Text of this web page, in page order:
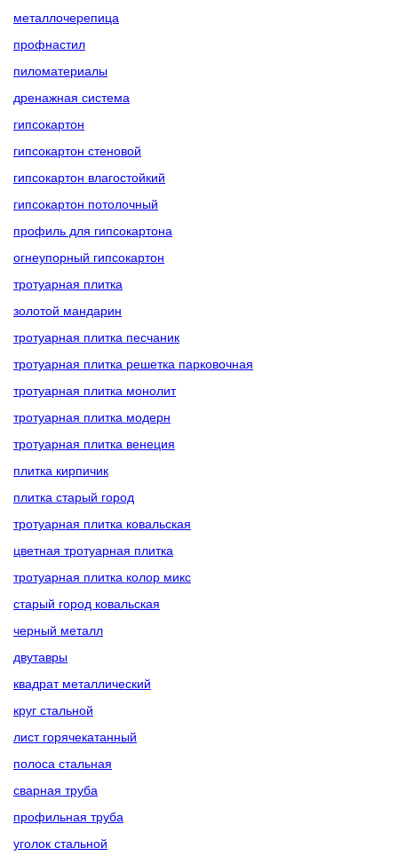
металлочерепица
профнастил
пиломатериалы
дренажная система
гипсокартон
гипсокартон стеновой
гипсокартон влагостойкий
гипсокартон потолочный
профиль для гипсокартона
огнеупорный гипсокартон
тротуарная плитка
золотой мандарин
тротуарная плитка песчаник
тротуарная плитка решетка парковочная
тротуарная плитка монолит
тротуарная плитка модерн
тротуарная плитка венеция
плитка кирпичик
плитка старый город
тротуарная плитка ковальская
цветная тротуарная плитка
тротуарная плитка колор микс
старый город ковальская
черный металл
двутавры
квадрат металлический
круг стальной
лист горячекатанный
полоса стальная
сварная труба
профильная труба
уголок стальной